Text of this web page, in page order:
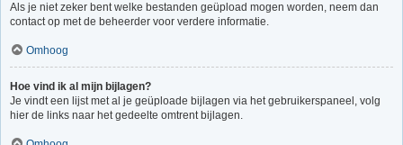
Als je niet zeker bent welke bestanden geüpload mogen worden, neem dan
contact op met de beheerder voor verdere informatie.
Omhoog
Hoe vind ik al mijn bijlagen?
Je vindt een lijst met al je geüploade bijlagen via het gebruikerspaneel, volg
hier de links naar het gedeelte omtrent bijlagen.